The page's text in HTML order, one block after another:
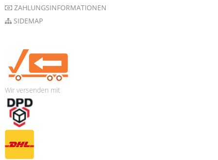
ZAHLUNGSINFORMATIONEN
SIDEMAP
Wir versenden mit